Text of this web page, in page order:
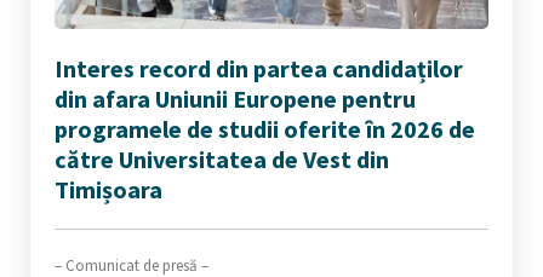
Interes record din partea candidaților
din afara Uniunii Europene pentru
programele de studii oferite în 2026 de
către Universitatea de Vest din
Timișoara
– Comunicat de presă –